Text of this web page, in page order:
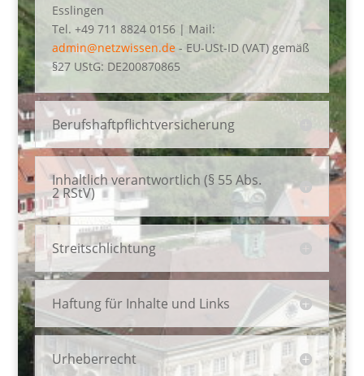
Esslingen
Tel. +49 711 8824 0156 | Mail:
admin@netzwissen.de- EU-USt-ID (VAT) gemäß
§27 UStG: DE200870865
Berufshaftpflichtversicherung
Inhaltlich verantwortlich (§ 55 Abs.
2 RStV)
Streitschlichtung
Haftung für Inhalte und Links
Urheberrecht